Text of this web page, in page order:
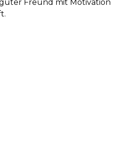
Freund mit Motivation